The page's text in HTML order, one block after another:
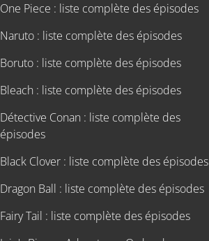
One Piece : liste complète des épisodes
Naruto : liste complète des épisodes
Boruto : liste complète des épisodes
Bleach : liste complète des épisodes
Détective Conan : liste complète des
épisodes
Black Clover : liste complète des épisodes
Dragon Ball : liste complète des épisodes
Fairy Tail : liste complète des épisodes